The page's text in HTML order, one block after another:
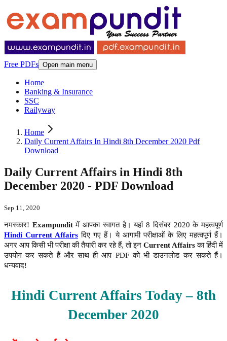
Free PDFs Open main menu
Home
Banking & Insurance
SSC
Railyway
Home
Daily Current Affairs In Hindi 8th December 2020 Pdf
Download
Daily Current Affairs in Hindi 8th
December 2020 - PDF Download
Sep 11, 2020
नमस्कार! Exampunditमें आपका स्वागत है। यहां 8 दिसंबर 2020 के महत्वपूर्ण
Hindi Current Affairs दिए गए हैं। ये आगामी परीक्षाओं के लिए महत्वपूर्ण हैं।
अगर आप किसी भी परीक्षा की तैयारी कर रहे हैं, तो इन Current Affairsका हिंदी में
उपयोग कर सकते हैं और साथ ही आप PDF को भी डाउनलोड कर सकते हैं।
धन्यवाद!
Hindi Current Affairs Today – 8th
December 2020